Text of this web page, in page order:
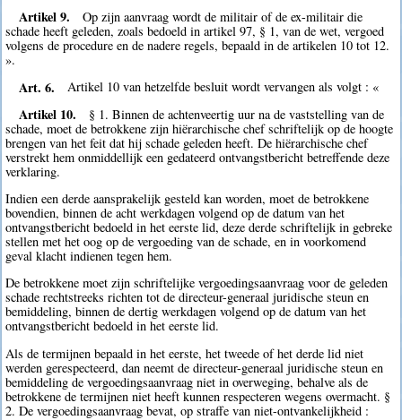
Artikel 9.
Op zijn aanvraag wordt de militair of de ex-militair die
schade heeft geleden, zoals bedoeld in artikel 97, § 1, van de wet, vergoed
volgens de procedure en de nadere regels, bepaald in de artikelen 10 tot 12.
».
Art. 6. Artikel 10 van hetzelfde besluit wordt vervangen als volgt : «
Artikel 10.
§ 1. Binnen de achtenveertig uur na de vaststelling van de
schade, moet de betrokkene zijn hiërarchische chef schriftelijk op de hoogte
brengen van het feit dat hij schade geleden heeft. De hiërarchische chef
verstrekt hem onmiddellijk een gedateerd ontvangstbericht betreffende deze
verklaring.
Indien een derde aansprakelijk gesteld kan worden, moet de betrokkene
bovendien, binnen de acht werkdagen volgend op de datum van het
ontvangstbericht bedoeld in het eerste lid, deze derde schriftelijk in gebreke
stellen met het oog op de vergoeding van de schade, en in voorkomend
geval klacht indienen tegen hem.
De betrokkene moet zijn schriftelijke vergoedingsaanvraag voor de geleden
schade rechtstreeks richten tot de directeur-generaal juridische steun en
bemiddeling, binnen de dertig werkdagen volgend op de datum van het
ontvangstbericht bedoeld in het eerste lid.
Als de termijnen bepaald in het eerste, het tweede of het derde lid niet
werden gerespecteerd, dan neemt de directeur-generaal juridische steun en
bemiddeling de vergoedingsaanvraag niet in overweging, behalve als de
betrokkene de termijnen niet heeft kunnen respecteren wegens overmacht. §
2. De vergoedingsaanvraag bevat, op straffe van niet-ontvankelijkheid :